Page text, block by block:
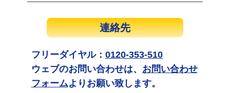
連絡先
フリーダイヤル： 0120-353-510
ウェブのお問い合わせは、 お問い合わせ
フォームよりお願い致します。